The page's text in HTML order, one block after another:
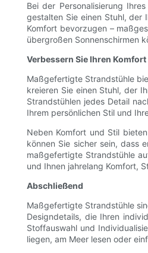
Bei der Personalisierung
gestalten Sie einen Stuhl, der
Komfort bevorzugen –
übergroßen Sonnenschirmen
Verbessern Sie Ihren Komfort
Maßgefertigte Strandstühle
kreieren Sie einen Stuhl, der
Strandstühlen jedes Detail
Ihrem persönlichen Stil und
Neben Komfort und Stil
können Sie sicher sein, dass
maßgefertigte Strandstühle
und Ihnen jahrelang Komfort,
Abschließend
Maßgefertigte Strandstühle
Designdetails, die Ihren
Stoffauswahl und
liegen, am Meer lesen oder